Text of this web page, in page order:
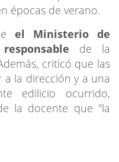
épocas de verano.
el Ministerio de
de la
criticó que las
la dirección y a una
edilicio ocurrido,
la docente que "la